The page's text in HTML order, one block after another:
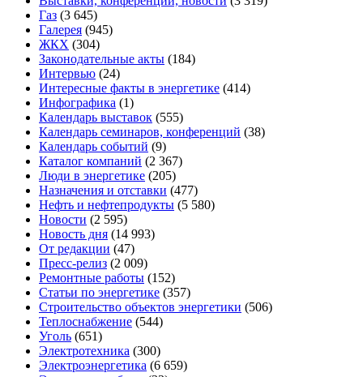
Газ (3 645)
Галерея (945)
ЖКХ (304)
Законодательные акты (184)
Интервью (24)
Интересные факты в энергетике (414)
Инфографика (1)
Календарь выставок (555)
Календарь семинаров, конференций (38)
Календарь событий (9)
Каталог компаний (2 367)
Люди в энергетике (205)
Назначения и отставки (477)
Нефть и нефтепродукты (5 580)
Новости (2 595)
Новость дня (14 993)
От редакции (47)
Пресс-релиз (2 009)
Ремонтные работы (152)
Статьи по энергетике (357)
Строительство объектов энергетики (506)
Теплоснабжение (544)
Уголь (651)
Электротехника (300)
Электроэнергетика (6 659)